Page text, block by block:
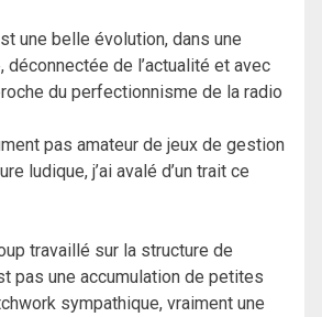
une belle évolution, dans une
déconnectée de l’actualité et avec
du perfectionnisme de la radio
pas amateur de jeux de gestion
ludique, j’ai avalé d’un trait ce
travaillé sur la structure de
pas une accumulation de petites
sympathique, vraiment une